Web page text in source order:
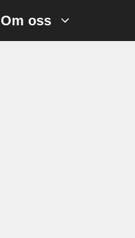
Om oss